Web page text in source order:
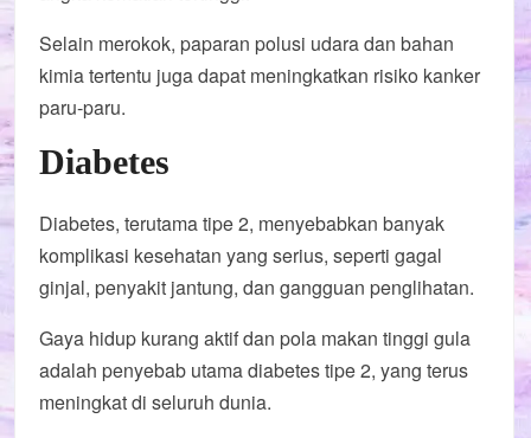
Selain merokok, paparan polusi udara dan bahan
kimia tertentu juga dapat meningkatkan risiko kanker
paru-paru.
Diabetes
Diabetes, terutama tipe 2, menyebabkan banyak
komplikasi kesehatan yang serius, seperti gagal
ginjal, penyakit jantung, dan gangguan penglihatan.
Gaya hidup kurang aktif dan pola makan tinggi gula
adalah penyebab utama diabetes tipe 2, yang terus
meningkat di seluruh dunia.